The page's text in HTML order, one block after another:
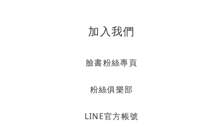
加入我們
臉書粉絲專頁
粉絲俱樂部
LINE官方帳號